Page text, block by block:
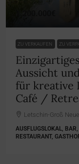
ZU VERKAUFEN ZU
Aussicht
für
Café /
Letschin-Groß
AUSFLUGSLOKAL,
RESTAURANT,